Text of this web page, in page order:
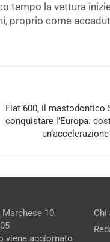
tempo la vettura
proprio come
Fiat 600, il mastodontico
conquistare l’Europa:
10,
viene aggiornato
Chi